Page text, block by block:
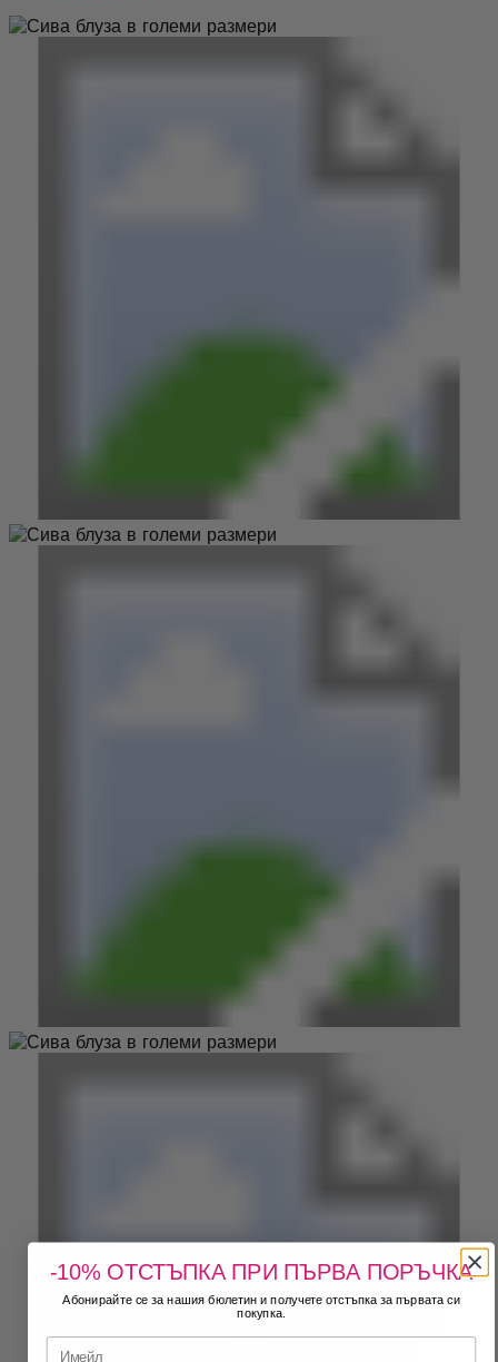
-10% ОТСТЪПКА ПРИ ПЪРВА ПОРЪЧКА
Абонирайте се за нашия бюлетин и получете отстъпка за първата си
покупка.